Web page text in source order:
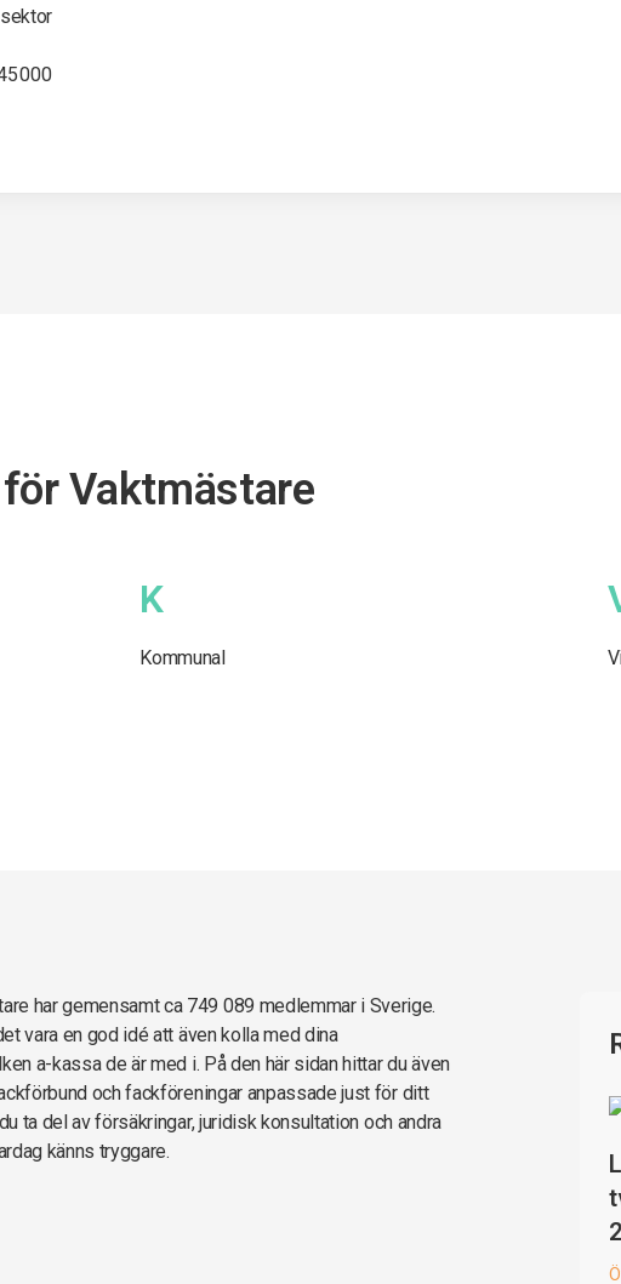
Vaktmästare
K
Kommunal
har gemensamt ca 749 089 medlemmar i Sverige.
vara en god idé att även kolla med dina
a-kassa de är med i. På den här sidan hittar du även
och fackföreningar anpassade just för ditt
ta del av försäkringar, juridisk konsultation och andra
känns tryggare.